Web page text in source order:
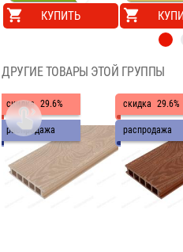
КУПИТЬ
ДРУГИЕ ТОВАРЫ ЭТОЙ ГРУППЫ
скидка 29.6%
распродажа
скидка 29.6%
распродажа
